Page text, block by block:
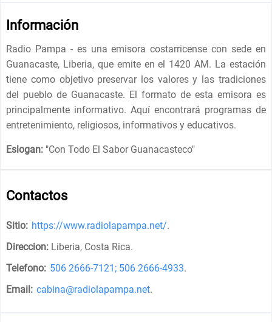
Información
Radio Pampa - es una emisora costarricense con sede en
Guanacaste, Liberia, que emite en el 1420 AM. La estación
tiene como objetivo preservar los valores y las tradiciones
del pueblo de Guanacaste. El formato de esta emisora es
principalmente informativo. Aquí encontrará programas de
entretenimiento, religiosos, informativos y educativos.
Eslogan: "Con Todo El Sabor Guanacasteco"
Contactos
Sitio: https://www.radiolapampa.net/.
Direccion: Liberia, Costa Rica.
Telefono: 506 2666-7121; 506 2666-4933.
Email: cabina@radiolapampa.net.